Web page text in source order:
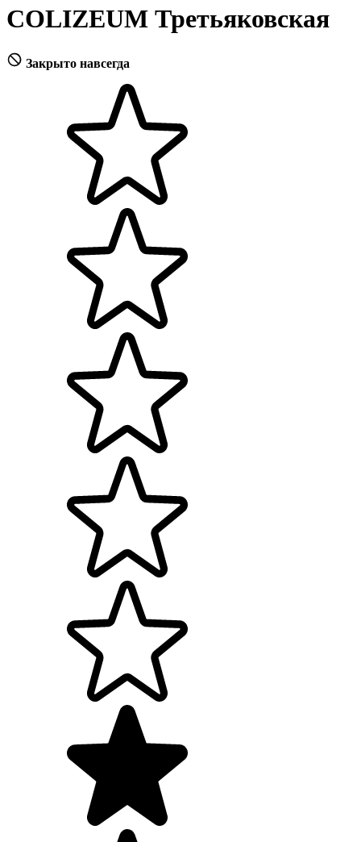
COLIZEUM Третьяковская
Закрыто навсегда